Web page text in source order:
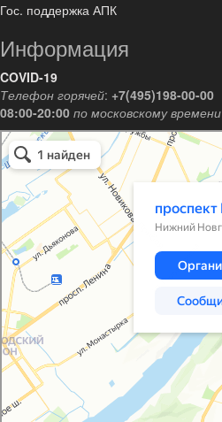
Гос. поддержка АПК
Информация
COVID-19
Телефон горячей: +7(495)198-00-00
08:00-20:00 по московскому времени